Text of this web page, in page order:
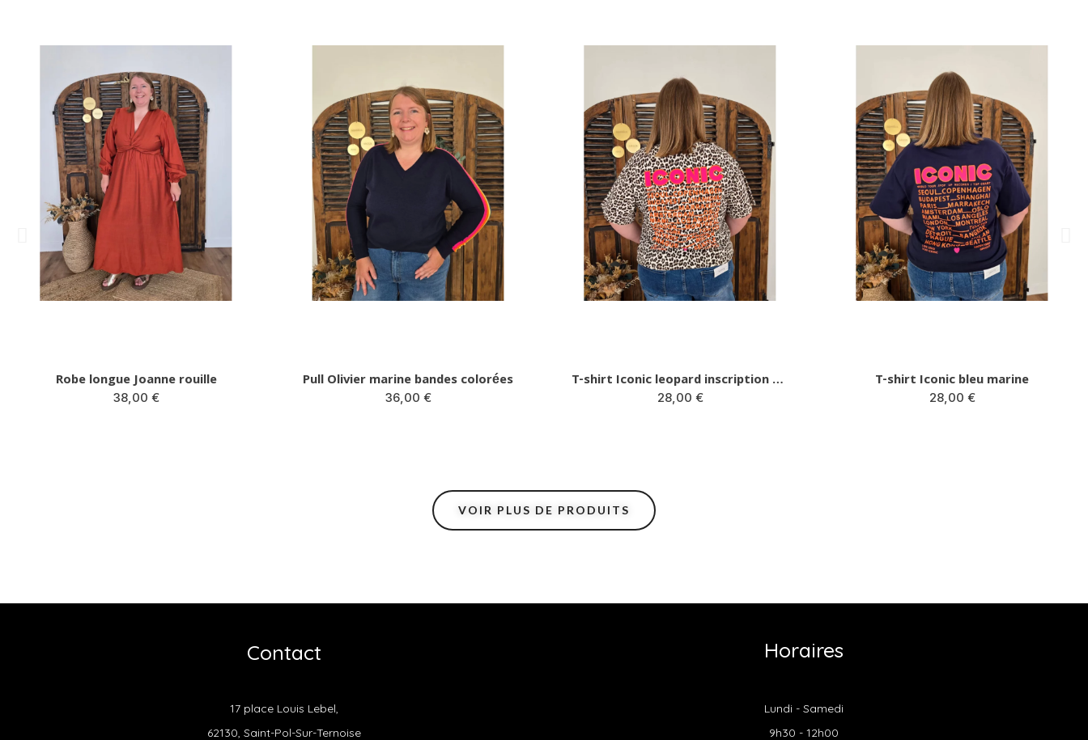
Pull Olivier marine bandes colorées
36,00 € 28,00 €
T-shirt Iconic bleu marine
28,00 €
T-shirt beige Iconic leopard
28,00 €
VOIR PLUS DE PRODUITS
Contact
17 place Louis Lebel,
62130, Saint-Pol-Sur-Ternoise
Horaires
Lundi - Samedi
9h30 - 12h00